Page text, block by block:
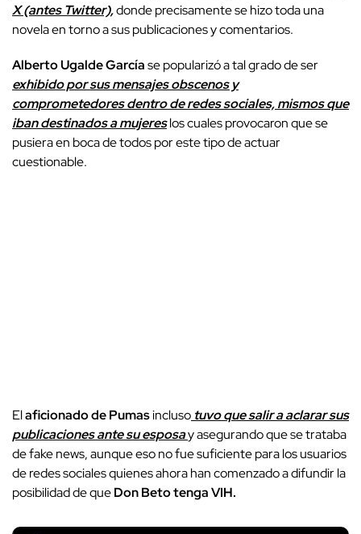
X (antes Twitter),donde precisamente se hizo toda una
novela en torno a sus publicaciones y comentarios.
Alberto Ugalde Garcíase popularizó a tal grado de ser
exhibido por sus mensajes obscenos y
comprometedores dentro de redes sociales, mismos que
iban destinados a mujereslos cuales provocaron que se
pusiera en boca de todos por este tipo de actuar
cuestionable.
Elaficionado de Pumasincluso tuvo que salir a aclarar sus
publicaciones ante su esposay asegurando que se trataba
de fake news, aunque eso no fue suficiente para los usuarios
de redes sociales quienes ahora han comenzado a difundir la
posibilidad de queDon Beto tenga VIH.